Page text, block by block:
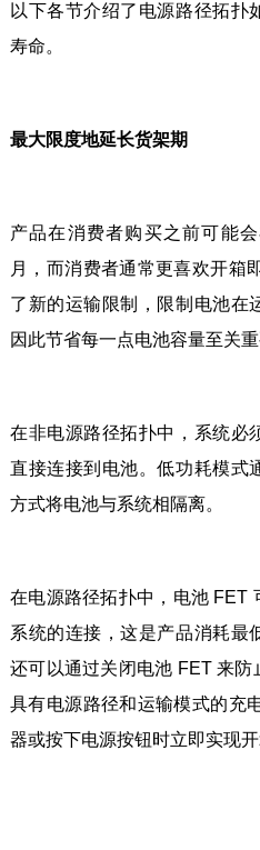
以下各节介绍了电源路径拓扑
寿命。
最大限度地延长货架期
产品在消费者购买之前可能
月，而消费者通常更喜欢开箱
了新的运输限制，限制电池在
因此节省每一点电池容量至关重
在非电源路径拓扑中，系统必
直接连接到电池。低功耗模式
方式将电池与系统相隔离。
在电源路径拓扑中，电池 FET
系统的连接，这是产品消耗最
还可以通过关闭电池 FET 来
具有电源路径和运输模式的充
器或按下电源按钮时立即实现开